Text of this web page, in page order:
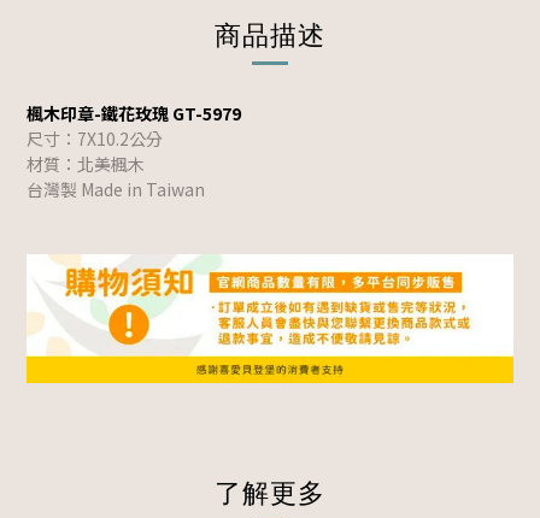
商品描述
楓木印章-鐵花玫瑰 GT-5979
尺寸：7X10.2公分
材質：北美楓木
台灣製 Made in Taiwan
了解更多